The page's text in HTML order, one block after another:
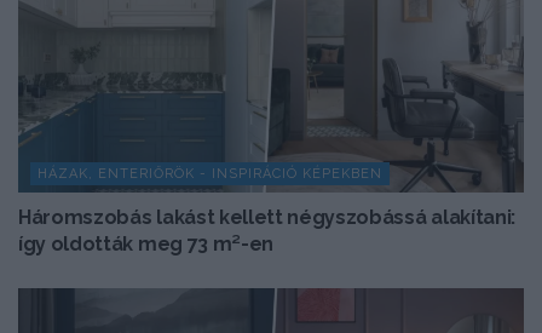
HÁZAK, ENTERIŐRÖK - INSPIRÁCIÓ KÉPEKBEN
Háromszobás lakást kellett négyszobássá alakítani:
így oldották meg 73 m²-en